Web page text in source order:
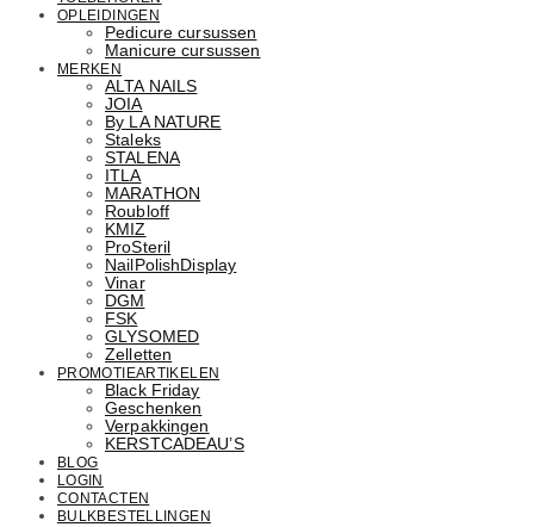
OPLEIDINGEN
Pedicure cursussen
Manicure cursussen
MERKEN
ALTA NAILS
JOIA
By LA NATURE
Staleks
STALENA
ITLA
MARATHON
Roubloff
KMIZ
ProSteril
NailPolishDisplay
Vinar
DGM
FSK
GLYSOMED
Zelletten
PROMOTIEARTIKELEN
Black Friday
Geschenken
Verpakkingen
KERSTCADEAU’S
BLOG
LOGIN
CONTACTEN
BULKBESTELLINGEN